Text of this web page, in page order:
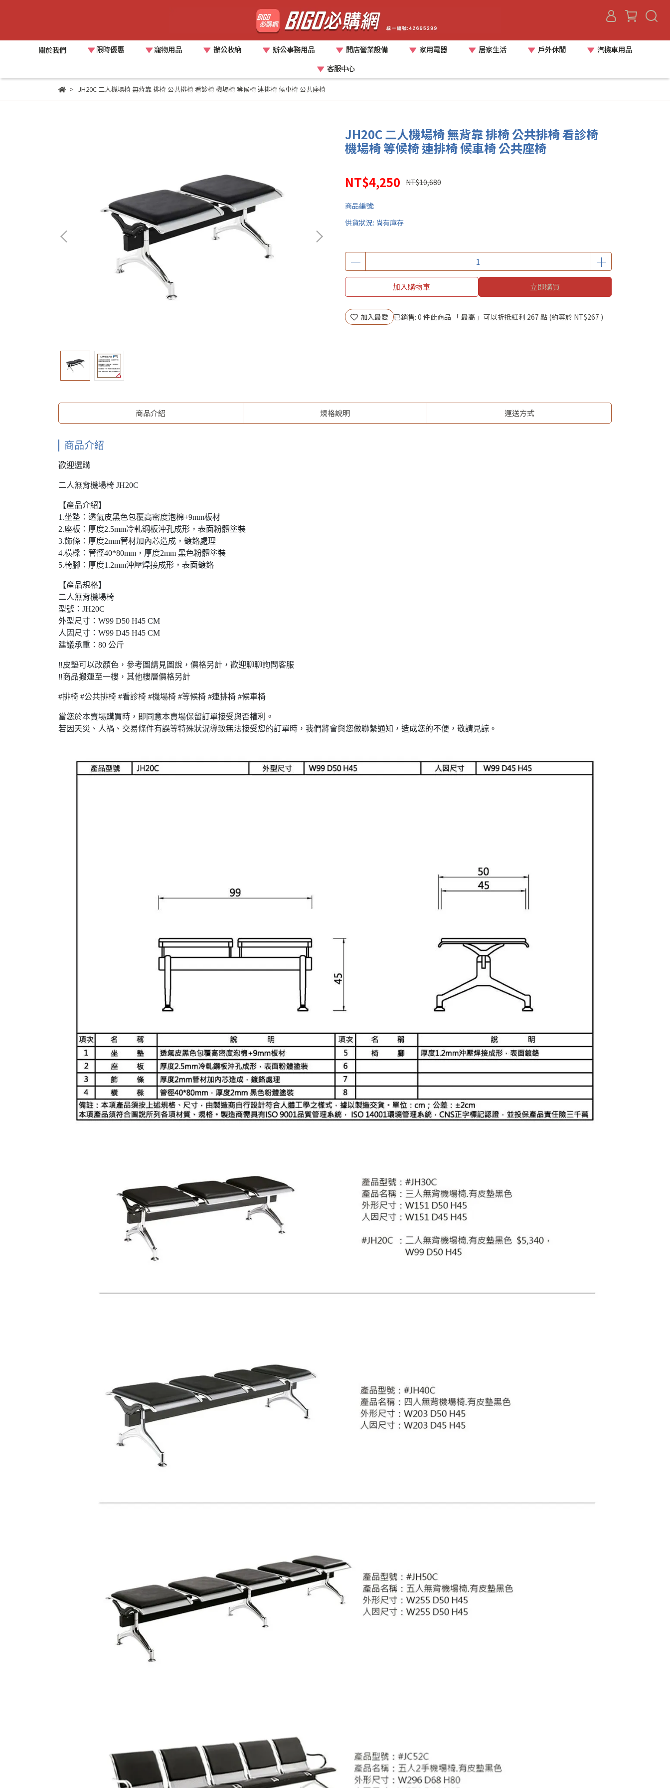
關於我們 限時優惠 寵物用品 辦公收納 辦公事務用品 開店營業設備 家用電器 居家生活 戶外休閒
汽機車用品
客服中心
JH20C 二人機場椅 無背靠 排椅 公共排椅 看診椅 機場椅 等候椅 連排椅 候車椅 公共座椅
JH20C 二人機場椅 無背靠 排椅 公共排椅 看診椅
機場椅 等候椅 連排椅 候車椅 公共座椅
NT$4,250 NT$10,680
商品編號:
供貨狀況: 尚有庫存
加入購物車 立即購買
加入最愛 已銷售: 0 件此商品 「 最高 」可以折抵紅利 267 點 (約等於 NT$267 )
商品介紹 規格說明 運送方式
商品介紹
歡迎選購
二人無背機場椅 JH20C
【產品介紹】
1.坐墊：透氣皮黑色包覆高密度泡棉+9mm板材
2.座板：厚度2.5mm冷軋鋼板沖孔成形，表面粉體塗裝
3.飾條：厚度2mm管材加內芯造成，鍍鉻處理
4.橫樑：管徑40*80mm，厚度2mm 黑色粉體塗裝
5.椅腳：厚度1.2mm沖壓焊接成形，表面鍍鉻
【產品規格】
二人無背機場椅
型號：JH20C
外型尺寸：W99 D50 H45 CM
人因尺寸：W99 D45 H45 CM
建議承重：80 公斤
‼️皮墊可以改顏色，參考圖請見圖說，價格另計，歡迎聊聊詢問客服
‼️商品搬運至一樓，其他樓層價格另計
#排椅 #公共排椅 #看診椅 #機場椅 #等候椅 #連排椅 #候車椅
當您於本賣場購買時，即同意本賣場保留訂單接受與否權利。
若因天災、人禍、交易條件有誤等特殊狀況導致無法接受您的訂單時，我們將會與您做聯繫通知，造成您的不便，敬請見諒。